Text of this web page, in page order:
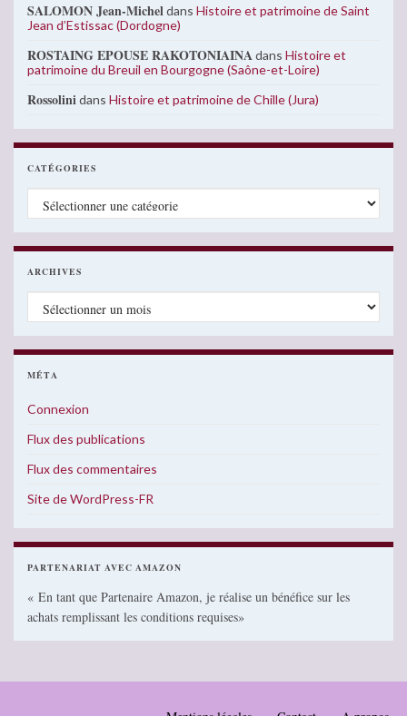
SALOMON Jean-Micheldans Histoire et patrimoine de Saint
Jean d’Estissac (Dordogne)
ROSTAING EPOUSE RAKOTONIAINAdans Histoire et
patrimoine du Breuil en Bourgogne (Saône-et-Loire)
Rossolinidans Histoire et patrimoine de Chille (Jura)
CATÉGORIES
Catégories
ARCHIVES
Archives
MÉTA
Connexion
Flux des publications
Flux des commentaires
Site de WordPress-FR
PARTENARIAT AVEC AMAZON
« En tant que Partenaire Amazon, je réalise un bénéfice sur les
achats remplissant les conditions requises»